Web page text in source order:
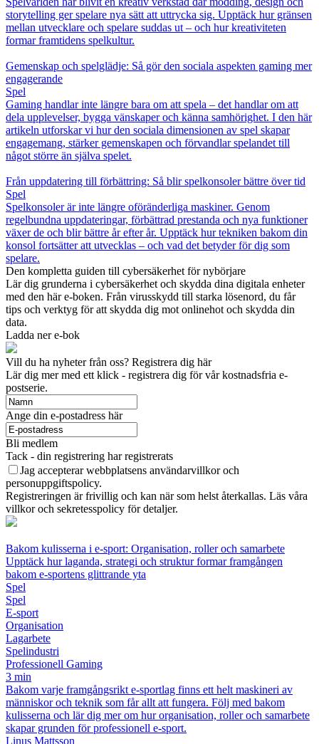
storytelling ger spelare nya sätt att uttrycka sig. Upptäck hur gränsen
mellan utvecklare och spelare suddas ut – och hur kreativiteten
formar framtidens spelkultur.
Gemenskap och spelglädje: Så gör den sociala aspekten gaming mer
engagerande
Spel
Gaming handlar inte längre bara om att spela – det handlar om att
dela upplevelser, bygga vänskaper och känna samhörighet. I den här
artikeln utforskar vi hur den sociala dimensionen av spel skapar
engagemang, stärker gemenskapen och förvandlar spelandet till
något större än själva spelet.
Från uppdatering till förbättring: Så blir spelkonsoler bättre över tid
Spel
Spelkonsoler är inte längre oföränderliga maskiner. Genom
regelbundna uppdateringar, förbättrad prestanda och nya funktioner
växer de och blir bättre år efter år. Upptäck hur tekniken bakom din
konsol fortsätter att utvecklas – och vad det betyder för dig som
spelare.
Den kompletta guiden till cybersäkerhet för nybörjare
Lär dig grunderna i cybersäkerhet och skydda dina digitala enheter
med den här e-boken. Från virusskydd till starka lösenord, du får
tips och verktyg för att skydda dig mot onlinehot och skydda din
data.
Ladda ner e-bok
Vill du ha nyheter från oss? Registrera dig här
Lär dig mer med ett klick - registrera dig för vår kostnadsfria e-
postserie.
Ange din e-postadress här
Bli medlem
Tack - din registrering har registrerats
Jag accepterar webbplatsens användarvillkor och
personuppgiftspolicy.
Registreringen är frivillig och kan när som helst återkallas. Läs våra
villkor och sekretesspolicy för detaljer.
Bakom kulisserna i e-sport: Organisation, roller och samarbete
Upptäck hur laganda, strategi och struktur formar framgången
bakom e-sportens glittrande yta
Spel
Spel
E-sport
Organisation
Lagarbete
Spelindustri
Professionell Gaming
3 min
Bakom varje framgångsrikt e-sportlag finns ett helt maskineri av
människor och teknik som får allt att fungera. Följ med bakom
kulisserna och lär dig mer om hur organisation, roller och samarbete
skapar grunden för professionell e-sport.
Linus Mattsson